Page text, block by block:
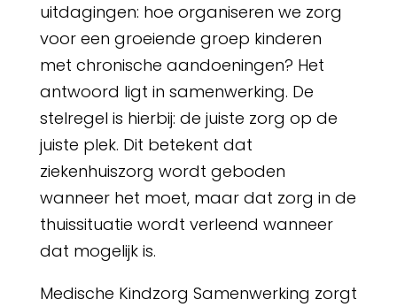
uitdagingen: hoe organiseren we zorg
voor een groeiende groep kinderen
met chronische aandoeningen? Het
antwoord ligt in samenwerking. De
stelregel is hierbij: de juiste zorg op de
juiste plek. Dit betekent dat
ziekenhuiszorg wordt geboden
wanneer het moet, maar dat zorg in de
thuissituatie wordt verleend wanneer
dat mogelijk is.
Medische Kindzorg Samenwerking zorgt